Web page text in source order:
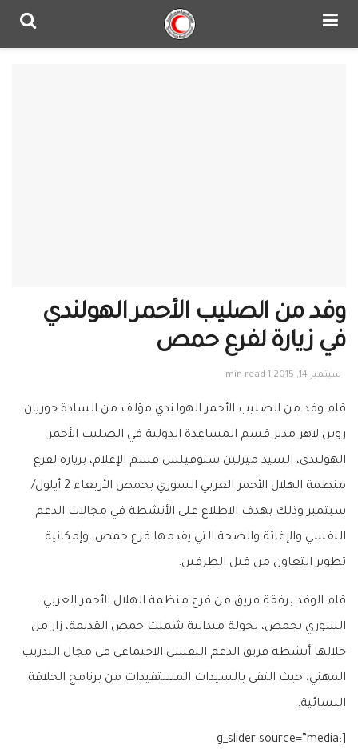
وفد من الصليب الأحمر الهولندي
في زيارة لفرع حمص
سبتمبر 14, 2015 1 min read
قام وفد من الصليب الأحمر الهولندي مؤلف من السادة جوريان
روبن لاهر مدير قسم المساعدة الدولية في الصليب الأحمر
الهولندي، السيد ميرلين ستوفيلس قسم الإعلام، بزيارة لفرع
منظمة الهلال الأحمر العربي السوري بحمص الأربعاء 2 أيلول/
سبتمبر وذلك بهدف الاطلاع على الأنشطة في مجالات الدعم
النفسي والإغاثة والصحة التي يقدمها فرع حمص، وإمكانية
تطوير التعاون من قبل الطرفين.
قام الوفد برفقة فريق من فرع منظمة الهلال الأحمر العربي
السوري بحمص، بجولة ميدانية شملت حمص القديمة، زار من
خلالها أنشطة فريق الدعم النفسي الاجتماعي في مجال التدريب
المهني، حيث التقى بالسيدات المستفيدات من برنامج الحلاقة
النسائية.
[g_slider source=”media: